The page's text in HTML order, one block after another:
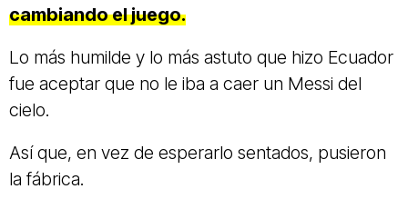
cambiando el juego.
Lo más humilde y lo más astuto que hizo Ecuador
fue aceptar que no le iba a caer un Messi del
cielo.
Así que, en vez de esperarlo sentados, pusieron
la fábrica.